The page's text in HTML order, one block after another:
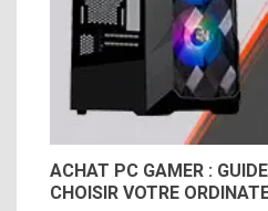
ACHAT PC GAMER :
CHOISIR VOTRE